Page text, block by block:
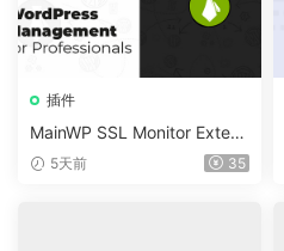
插件
MainWP SSL Monitor Extens
ion v5.2
5天前 35